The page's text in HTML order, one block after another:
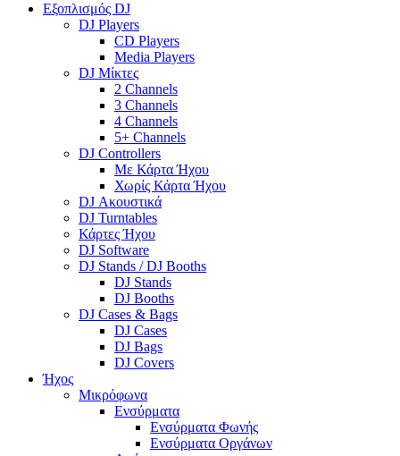
Εξοπλισμός DJ
DJ Players
CD Players
Media Players
DJ Μίκτες
2 Channels
3 Channels
4 Channels
5+ Channels
DJ Controllers
Με Κάρτα Ήχου
Χωρίς Κάρτα Ήχου
DJ Ακουστικά
DJ Turntables
Κάρτες Ήχου
DJ Software
DJ Stands / DJ Booths
DJ Stands
DJ Booths
DJ Cases & Bags
DJ Cases
DJ Bags
DJ Covers
Ήχος
Μικρόφωνα
Ενσύρματα
Ενσύρματα Φωνής
Ενσύρματα Οργάνων